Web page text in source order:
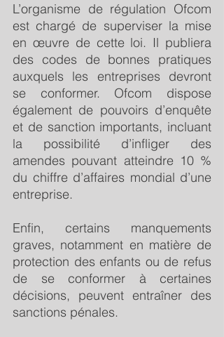
L’organisme de régulation Ofcom
est chargé de superviser la mise
en œuvre de cette loi. Il publiera
des codes de bonnes pratiques
auxquels les entreprises devront
se conformer. Ofcom dispose
également de pouvoirs d’enquête
et de sanction importants, incluant
la possibilité d’infliger des
amendes pouvant atteindre 10 %
du chiffre d’affaires mondial d’une
entreprise.
Enfin, certains manquements
graves, notamment en matière de
protection des enfants ou de refus
de se conformer à certaines
décisions, peuvent entraîner des
sanctions pénales.